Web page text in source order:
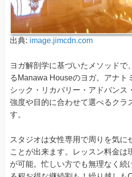
出典: image.jimcdn.com
ヨガ解剖学に基づいたメソッドで
るManawa Houseのヨガ。アナト
シック・リカバリー・アドバンス
強度や目的に合わせて選べるクラ
す。
スタジオは女性専用で周りを気に
ことが出来ます。レッスン料金は
が可能。忙しい方でも無理なく続